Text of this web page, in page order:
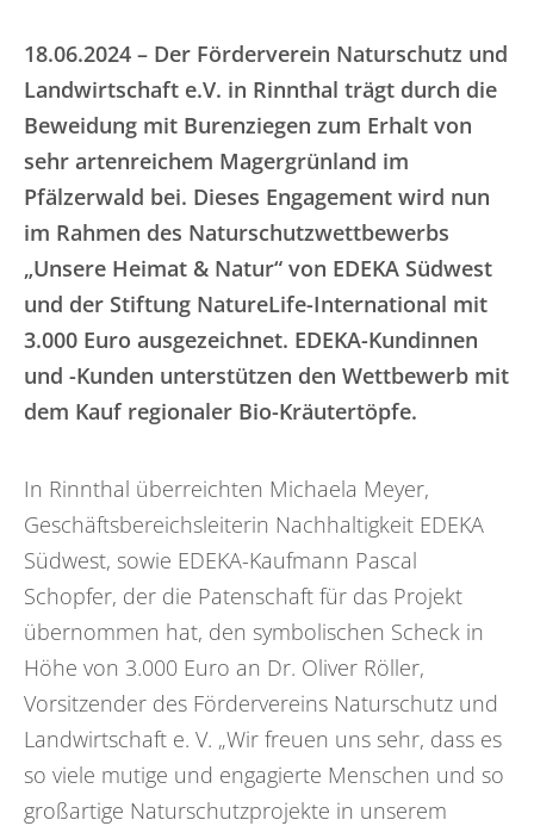
18.06.2024 – Der Förderverein Naturschutz und
Landwirtschaft e.V. in Rinnthal trägt durch die
Beweidung mit Burenziegen zum Erhalt von
sehr artenreichem Magergrünland im
Pfälzerwald bei. Dieses Engagement wird nun
im Rahmen des Naturschutzwettbewerbs
„Unsere Heimat & Natur“ von EDEKA Südwest
und der Stiftung NatureLife-International mit
3.000 Euro ausgezeichnet. EDEKA-Kundinnen
und -Kunden unterstützen den Wettbewerb mit
dem Kauf regionaler Bio-Kräutertöpfe.
In Rinnthal überreichten Michaela Meyer,
Geschäftsbereichsleiterin Nachhaltigkeit EDEKA
Südwest, sowie EDEKA-Kaufmann Pascal
Schopfer, der die Patenschaft für das Projekt
übernommen hat, den symbolischen Scheck in
Höhe von 3.000 Euro an Dr. Oliver Röller,
Vorsitzender des Fördervereins Naturschutz und
Landwirtschaft e. V. „Wir freuen uns sehr, dass es
so viele mutige und engagierte Menschen und so
großartige Naturschutzprojekte in unserem